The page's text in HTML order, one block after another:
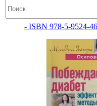
- ISBN 978-5-9524-